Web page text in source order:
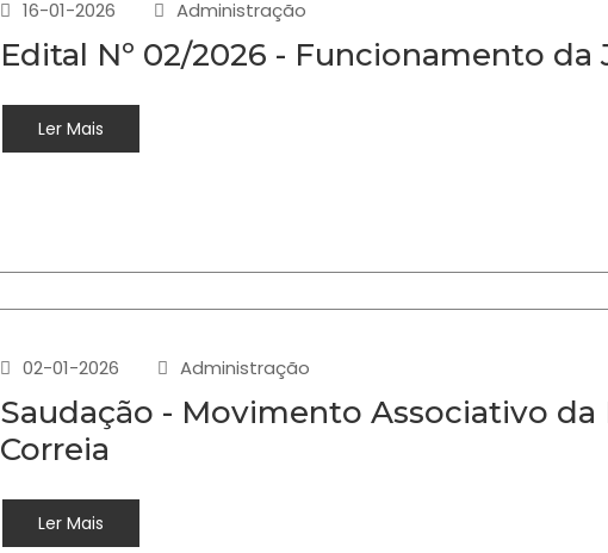
16-01-2026 Administração
Edital Nº 02/2026 - Funcionamento da
Ler Mais
02-01-2026 Administração
Saudação - Movimento Associativo da
Correia
Ler Mais